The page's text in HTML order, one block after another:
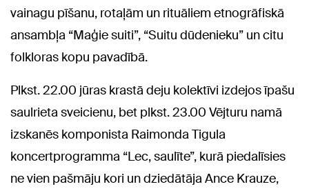
vainagu pīšanu, rotaļām un rituāliem etnogrāfiskā
ansambļa “Maģie suiti”, “Suitu dūdenieku” un citu
folkloras kopu pavadībā.
Plkst. 22.00 jūras krastā deju kolektīvi izdejos īpašu
saulrieta sveicienu, bet plkst. 23.00 Vējturu namā
izskanēs komponista Raimonda Tigula
koncertprogramma “Lec, saulīte”, kurā piedalīsies
ne vien pašmāju kori un dziedātāja Ance Krauze,